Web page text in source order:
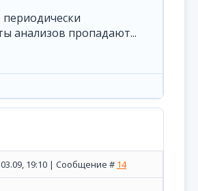
анализов пропадают...
19:10 | Сообщение # 14